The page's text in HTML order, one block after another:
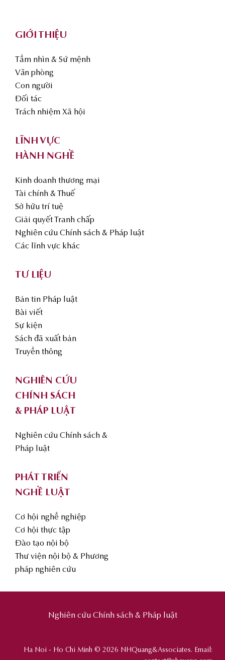
GIỚI THIỆU
Tầm nhìn & Sứ mệnh
Văn phòng
Con người
Đối tác
Trách nhiệm Xã hội
LĨNH VỰC
HÀNH NGHỀ
Kinh doanh thương mại
Tài chính & Thuế
Sở hữu trí tuệ
Giải quyết Tranh chấp
Nghiên cứu Chính sách & Pháp luật
Các lĩnh vực khác
TƯ LIỆU
Bản tin Pháp luật
Bài viết
Sự kiện
Sách đã xuất bản
Truyền thông
NGHIÊN CỨU
CHÍNH SÁCH
& PHÁP LUẬT
Nghiên cứu Chính sách &
Pháp luật
PHÁT TRIỂN
NGHỀ LUẬT
Cơ hội nghề nghiệp
Cơ hội thực tập
Đào tạo nội bộ
Thư viện nội bộ & Phương
pháp nghiên cứu
Nghiên cứu Chính sách & Pháp luật
Ha Noi - Ho Chi Minh © 2026 NHQuang&Associates. Email: